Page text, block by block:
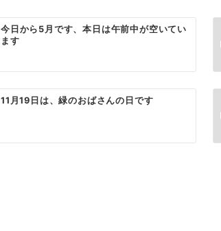
今日から5月です、本日は午前中が空いてい
ます
11月19日は、緑のおばさんの日です